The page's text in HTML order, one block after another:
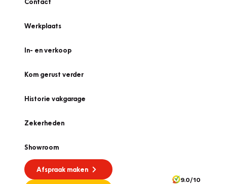
Werkplaats
In- en verkoop
Kom gerust verder
Historie vakgarage
Zekerheden
Showroom
Afspraak maken
9.0/10